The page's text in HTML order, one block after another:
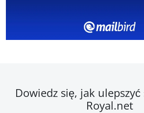
Dowiedz się, jak
Royal.net